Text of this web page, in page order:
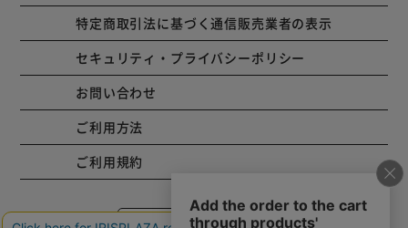
特定商取引法に基づく通信販売業者の表示
セキュリティ・プライバシーポリシー
お問い合わせ
ご利用方法
ご利用規約